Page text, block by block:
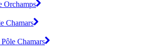
Chamars
Chamars